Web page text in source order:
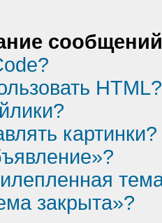
HTML?
картинки?
закрыта»?